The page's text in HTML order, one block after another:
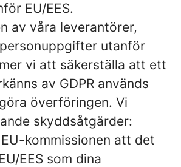
EU/EES.
av våra leverantörer,
utanför
vi att säkerställa att ett
av GDPR används
överföringen. Vi
skyddsåtgärder:
kommissionen att det
EES som dina